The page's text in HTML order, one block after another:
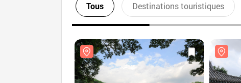
Tous Destinations touristiques